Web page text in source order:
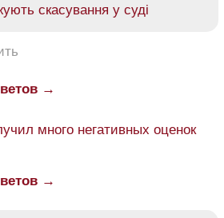
скасування у суді
→
много негативных оценок
→